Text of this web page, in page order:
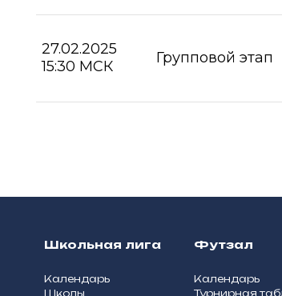
27.02.2025
15:30 МСК
Групповой этап
Школьная лига
Календарь
Школы
Футзал
Календарь
Турнирная